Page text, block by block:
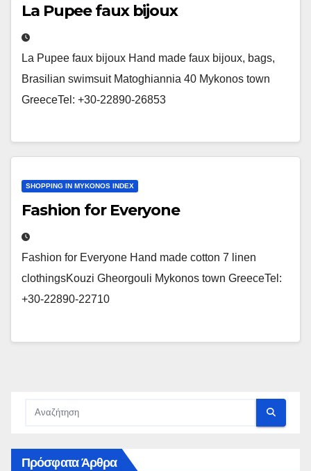
La Pupee faux bijoux
La Pupee faux bijoux Hand made faux bijoux, bags,
Brasilian swimsuit Matoghiannia 40 Mykonos town
GreeceTel: +30-22890-26853
SHOPPING IN MYKONOS INDEX
Fashion for Everyone
Fashion for Everyone Hand made cotton 7 linen
clothingsKouzi Gheorgouli Mykonos town GreeceTel:
+30-22890-22710
Πρόσφατα Άρθρα